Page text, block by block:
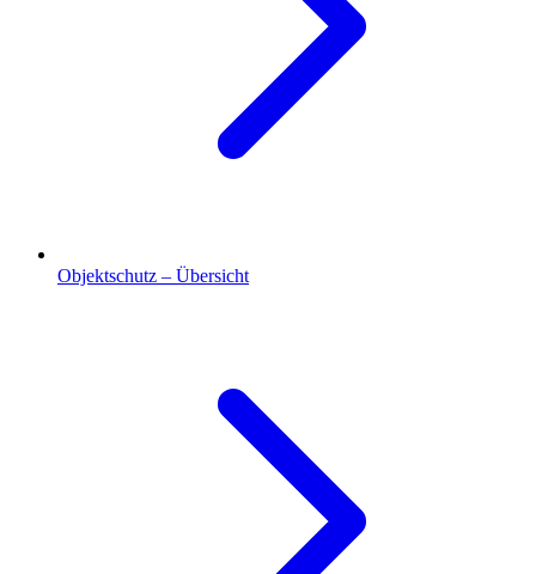
Objektschutz – Übersicht